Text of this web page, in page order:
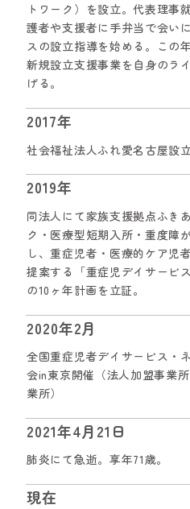
トワーク）を設立。代表理事
護者や支援者に手弁当で会い
スの設立指導を始める。この
新規設立支援事業を自身のラ
げる。
2017年
社会福祉法人ふれ愛名古屋設
2019年
同法人にて家族支援拠点ふき
ク・医療型短期入所・重度障
し、重症児者・医療的ケア児
提案する「重症児デイサービ
の10ヶ年計画を立証。
2020年2月
全国重症児者デイサービス・
会in東京開催（法人加盟事業
業所）
2021年4月21日
肺炎にて急逝。享年71歳。
現在